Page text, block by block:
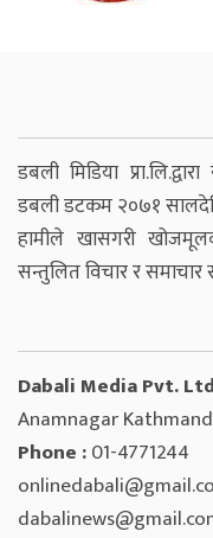
डबली मिडिया
डबली डटकम २०७१
हामीले खासगरी
सन्तुलित विचार र समाचार
Dabali Media Pvt.
Anamnagar
Phone :01-4771244